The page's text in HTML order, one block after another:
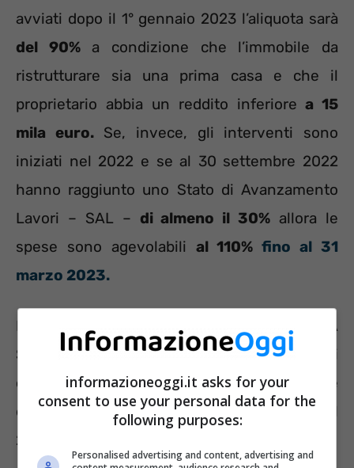
avviati dopo il 1° gennaio 2023 l’aliquota sarà
del 90%a condizione che l’immobile da
ristrutturare sia una prima casa e che il
proprietario abbia un reddito inferiore a 15
mila euro.Se, invece, gli interventi sono
iniziati nel 2022 e se al 30 settembre 2022
hanno raggiunto uno Stato di Avanzamento
Lavori – SAL – di almeno il 30% allora le
spese sono agevolabili al 110% fino al 31
marzo 2023.
La direttiva è chiara con riferimento alla CILA
Superbonus. Non rientrando nei termini
designati si potrà unicamente approfittare
dell’aliquota del 90% per il 2023, del 70% per il
2024 e del 65% per l’anno 2025.
informazioneoggi.it asks for your
consent to use your personal data for the
following purposes:
Personalised advertising and content, advertising and